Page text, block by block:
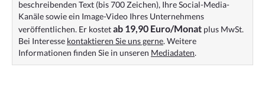
beschreibenden Text (bis 700 Zeichen), Ihre Social-Media-
Kanäle sowie ein Image-Video Ihres Unternehmens
veröffentlichen. Er kostetab 19,90 Euro/Monat plus MwSt.
Bei Interesse kontaktieren Sie uns gerne. Weitere
Informationen finden Sie in unseren Mediadaten.